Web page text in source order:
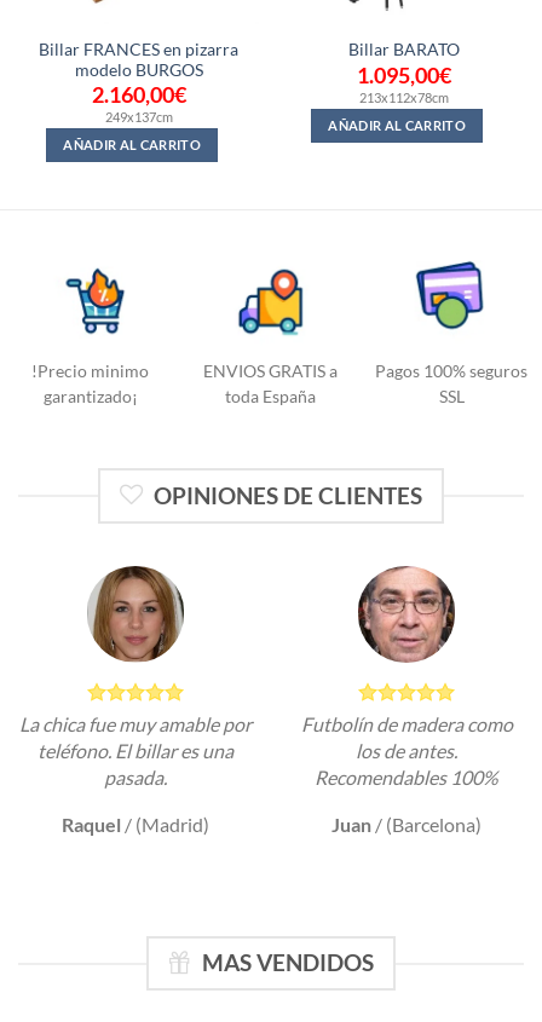
Billar FRANCES en pizarra
modelo BURGOS
2.160,00€
249x137cm
AÑADIR AL CARRITO
Billar BARATO
1.095,00€
213x112x78cm
AÑADIR AL CARRITO
!Precio minimo
garantizado¡
ENVIOS GRATIS a
toda España
Pagos 100% seguros
SSL
OPINIONES DE CLIENTES
La chica fue muy amable por
teléfono. El billar es una
pasada.
Raquel / (Madrid)
Futbolín de madera como
los de antes.
Recomendables 100%
Juan / (Barcelona)
MAS VENDIDOS